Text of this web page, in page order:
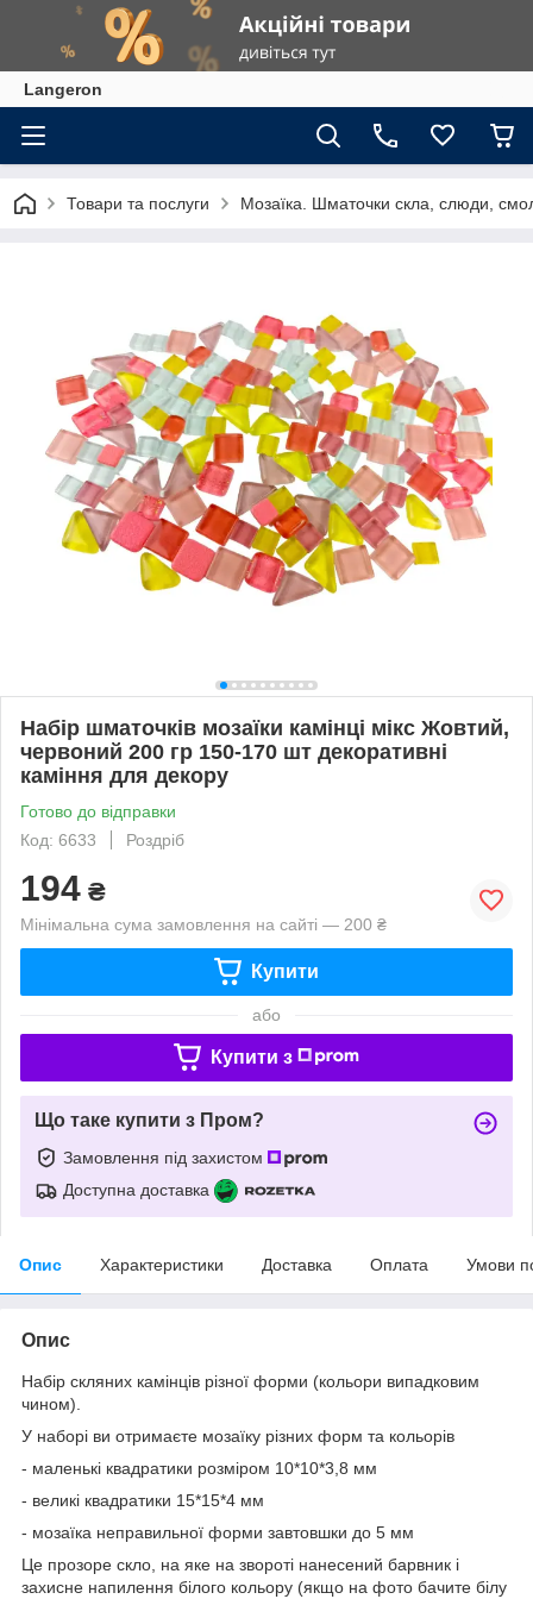
Langeron
Товари та послуги Мозаїка. Шматочки скла, слюди,
Набір шматочків мозаїки камінці мікс Жовтий,
червоний 200 гр 150-170 шт декоративні
каміння для декору
Готово до відправки
Код: 6633
Роздріб
194 ₴
Мінімальна сума замовлення на сайті — 200 ₴
Купити
або
Купити з
Що таке купити з Пром?
Замовлення під захистом
Доступна доставка
Опис Характеристики Доставка Оплата Умови
Опис
Набір скляних камінців різної форми (кольори випадковим
чином).
У наборі ви отримаєте мозаїку різних форм та кольорів
- маленькі квадратики розміром 10*10*3,8 мм
- великі квадратики 15*15*4 мм
- мозаїка неправильної форми завтовшки до 5 мм
Це прозоре скло, на яке на звороті нанесений барвник і
захисне напилення білого кольору (якщо на фото бачите білу